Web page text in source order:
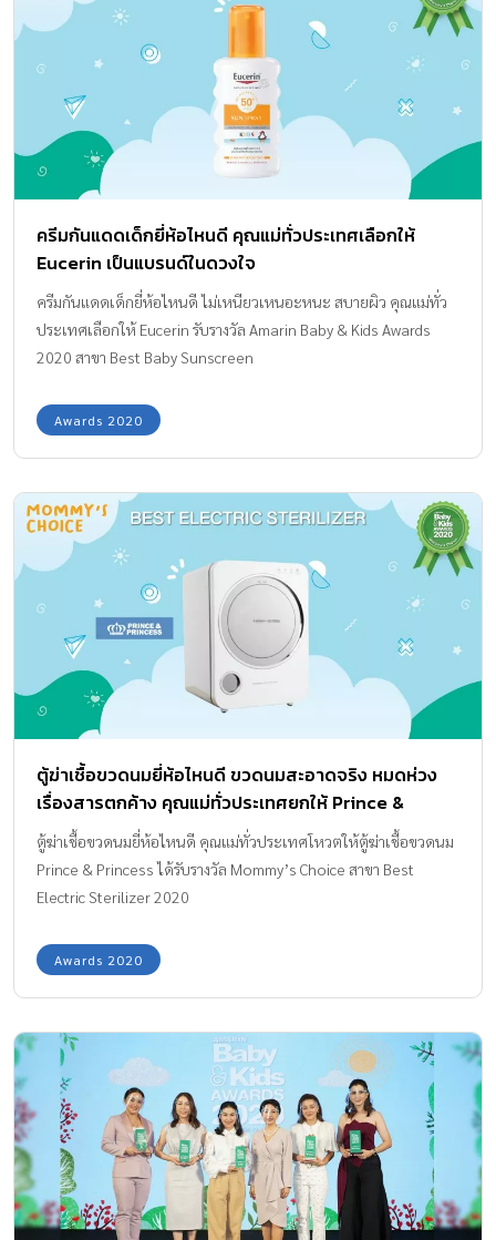
ครีมกันแดดเด็กยี่ห้อไหนดี คุณแม่ทั่วประเทศเลือกให้
Eucerin เป็นแบรนด์ในดวงใจ
ครีมกันแดดเด็กยี่ห้อไหนดี ไม่เหนียวเหนอะหนะ สบายผิว คุณแม่ทั่ว
ประเทศเลือกให้ Eucerin รับรางวัล Amarin Baby & Kids Awards
2020 สาขา Best Baby Sunscreen
Awards 2020
ตู้ฆ่าเชื้อขวดนมยี่ห้อไหนดี ขวดนมสะอาดจริง หมดห่วง
เรื่องสารตกค้าง คุณแม่ทั่วประเทศยกให้ Prince &
Princess เป็นแบรนด์ในดวงใจ
ตู้ฆ่าเชื้อขวดนมยี่ห้อไหนดี คุณแม่ทั่วประเทศโหวตให้ตู้ฆ่าเชื้อขวดนม
Prince & Princess ได้รับรางวัล Mommy’s Choice สาขา Best
Electric Sterilizer 2020
Awards 2020